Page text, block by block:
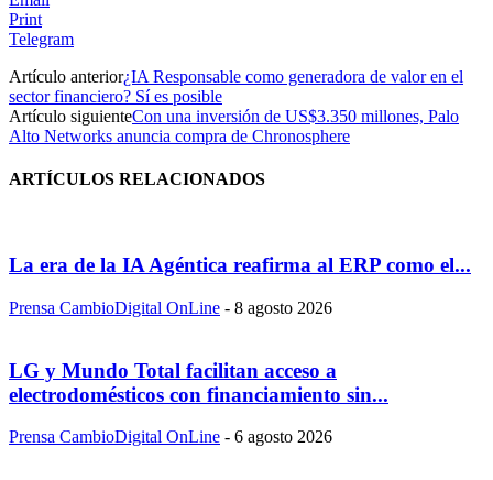
Print
Telegram
Artículo anterior¿IA Responsable como generadora de valor en el
sector financiero? Sí es posible
Artículo siguienteCon una inversión de US$3.350 millones, Palo
Alto Networks anuncia compra de Chronosphere
ARTÍCULOS RELACIONADOS
La era de la IA Agéntica reafirma al ERP como el...
Prensa CambioDigital OnLine - 8 agosto 2026
LG y Mundo Total facilitan acceso a
electrodomésticos con financiamiento sin...
Prensa CambioDigital OnLine - 6 agosto 2026